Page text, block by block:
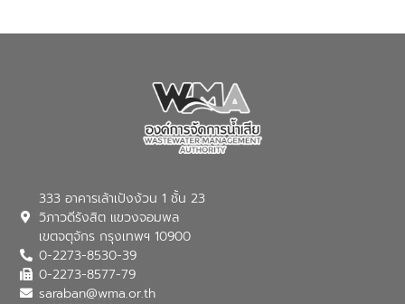
ในครั้งนี้เป็นการดึงจุดแข็งและความ
(อจน.) มาผสานกับประสบการณ์และ
เทคโนโลยีโครงข่ายน้ำครบวงจรในพื้นที่ EEC
ของอีสท์ วอเตอร์ เพื่อร่วมกันศึกษา
เทคโนโลยีการปรับปรุงคุณภาพน้ำ (Water
Reuse) และพัฒนารูปแบบการดำเนินงาน
ใช้น้ำที่พุ่งสูงขึ้นจากการขยายตัวของ
การองค์การจัดการน้ำเสีย กล่าวถึงภารกิจ
333 อาคารเล้าเป้งง้วน 1 ชั้น 23
วิภาวดีรังสิต แขวงจอมพล
เขตจตุจักร กรุงเทพฯ 10900
0-2273-8530-39
0-2273-8577-79
saraban@wma.or.th